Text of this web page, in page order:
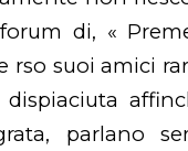
di, «
suoi amici
dispiaciuta
parlano